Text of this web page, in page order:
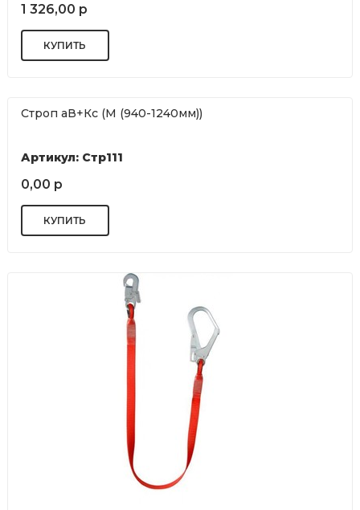
1 326,00 р
Строп аВ+Кс (М (940-1240мм))
Артикул: Стр111
0,00 р